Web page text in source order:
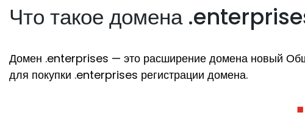
Что такое домена
Домен .enterprises — это расширение домена новый
для покупки .enterprises регистрации домена.